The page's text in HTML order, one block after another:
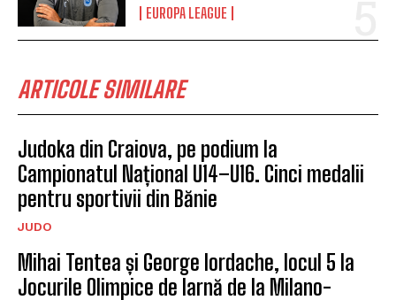
EUROPA LEAGUE
ARTICOLE SIMILARE
Judoka din Craiova, pe podium la
Campionatul Național U14–U16. Cinci medalii
pentru sportivii din Bănie
JUDO
Mihai Tentea și George Iordache, locul 5 la
Jocurile Olimpice de Iarnă de la Milano-